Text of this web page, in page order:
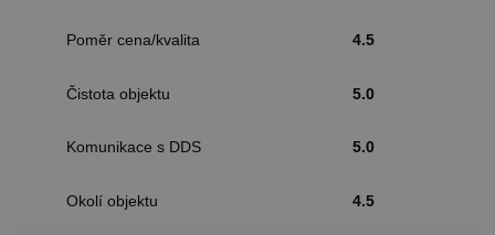
Poměr cena/kvalita 4.5
Čistota objektu 5.0
Komunikace s DDS 5.0
Okolí objektu 4.5